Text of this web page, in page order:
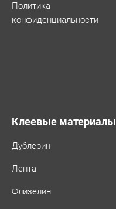
Политика
конфиденциальности
Клеевые материалы
Дублерин
Лента
Флизелин